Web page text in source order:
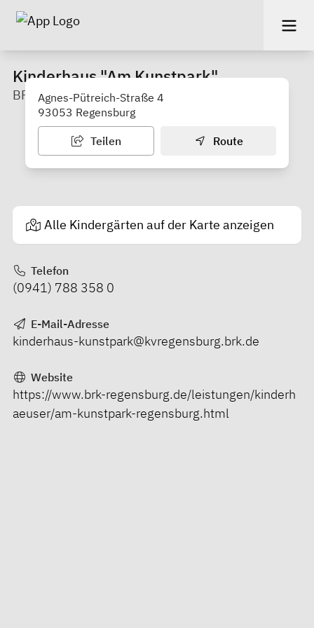
Kinderhaus "Am Kunstpark"
BRK-Kreisverband Regensburg
Agnes-Pütreich-Straße 4
93053 Regensburg
Teilen Route
Alle Kindergärten auf der Karte anzeigen
Telefon
(0941) 788 358 0
E-Mail-Adresse
kinderhaus-kunstpark@kvregensburg.brk.de
Website
https://www.brk-regensburg.de/leistungen/kinderh
aeuser/am-kunstpark-regensburg.html